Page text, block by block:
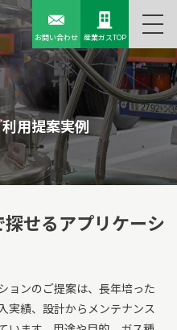
お問い合わせ 産業ガスTOP
用提案実例
せるアプリケーシ
ョンのご提案は、長年培った
実績、設計からメンテナンス